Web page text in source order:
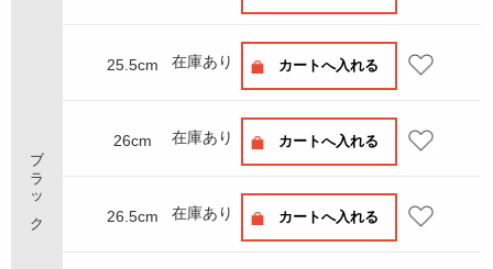
ブラック
25.5cm 在庫あり カートへ入れる
26cm 在庫あり カートへ入れる
26.5cm 在庫あり カートへ入れる